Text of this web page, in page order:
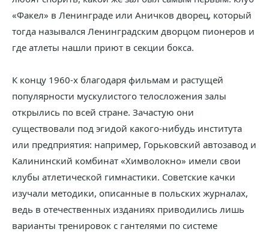
«Факел» в Ленинграде или Аничков дворец, который
тогда назывался Ленинградским дворцом пионеров и
где атлеты нашли приют в секции бокса.
К концу 1960-х благодаря фильмам и растущей
популярности мускулистого телосложения залы
открылись по всей стране. Зачастую они
существовали под эгидой какого-нибудь института
или предприятия: например, Горьковский автозавод и
Калининский комбинат «Химволокно» имели свои
клубы атлетической гимнастики. Советские качки
изучали методики, описанные в польских журналах,
ведь в отечественных изданиях приводились лишь
варианты тренировок с гантелями по системе